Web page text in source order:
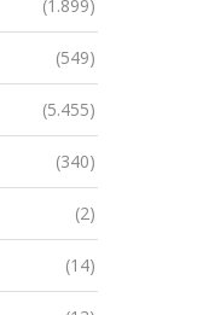
(1.899)
(549)
(5.455)
(340)
(2)
(14)